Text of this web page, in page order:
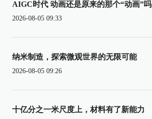
AIGC时代 动画还是原来的那个“动画”吗
2026-08-05 09:33
纳米制造，探索微观世界的无限可能
2026-08-05 09:26
十亿分之一米尺度上，材料有了新能力